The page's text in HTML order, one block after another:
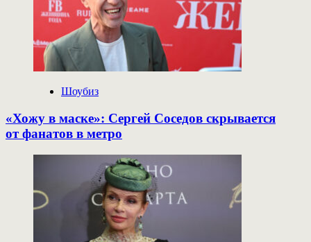
Шоубиз
«Хожу в маске»: Сергей Соседов скрывается
от фанатов в метро